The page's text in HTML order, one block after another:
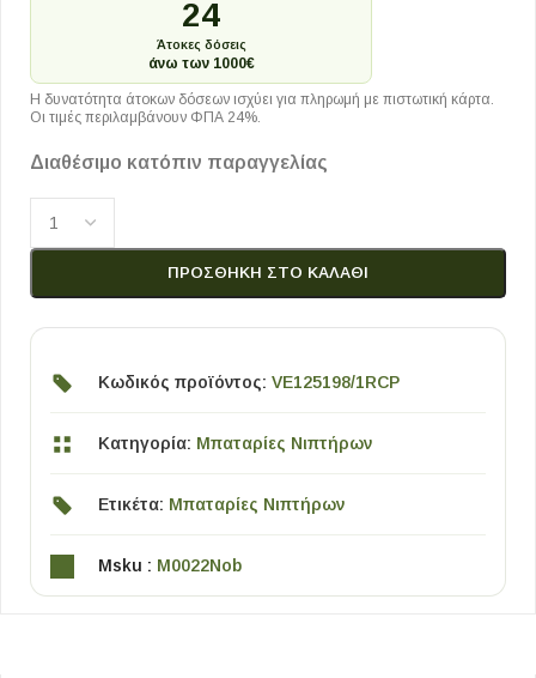
24
Άτοκες δόσεις
άνω των 1000€
Η δυνατότητα άτοκων δόσεων ισχύει για πληρωμή με πιστωτική κάρτα.
Οι τιμές περιλαμβάνουν ΦΠΑ 24%.
Διαθέσιμο κατόπιν παραγγελίας
ΠΡΟΣΘΉΚΗ ΣΤΟ ΚΑΛΆΘΙ
Κωδικός προϊόντος: VE125198/1RCP
Κατηγορία: Μπαταρίες Νιπτήρων
Ετικέτα: Μπαταρίες Νιπτήρων
Msku : M0022Nob